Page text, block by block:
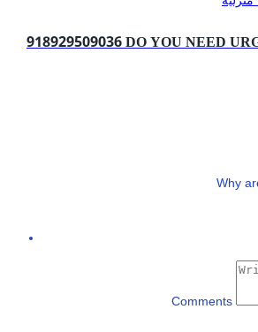
918929509036 DO YOU NEED
Why
Comments